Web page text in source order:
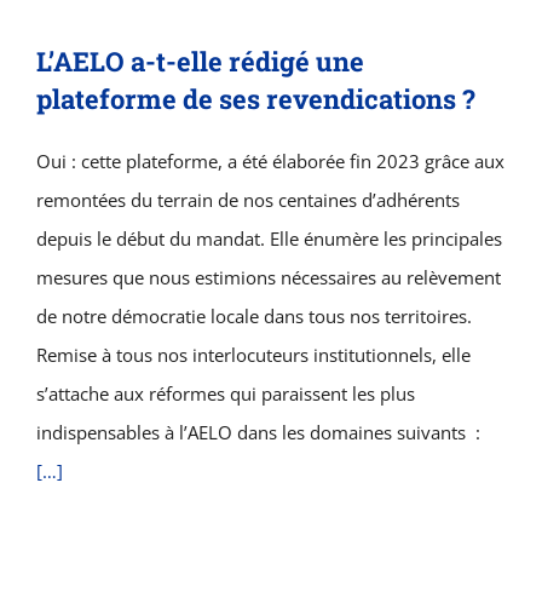
L’AELO a-t-elle rédigé une
plateforme de ses revendications ?
Oui : cette plateforme, a été élaborée fin 2023 grâce aux
remontées du terrain de nos centaines d’adhérents
depuis le début du mandat. Elle énumère les principales
mesures que nous estimions nécessaires au relèvement
de notre démocratie locale dans tous nos territoires.
Remise à tous nos interlocuteurs institutionnels, elle
s’attache aux réformes qui paraissent les plus
indispensables à l’AELO dans les domaines suivants :
[…]